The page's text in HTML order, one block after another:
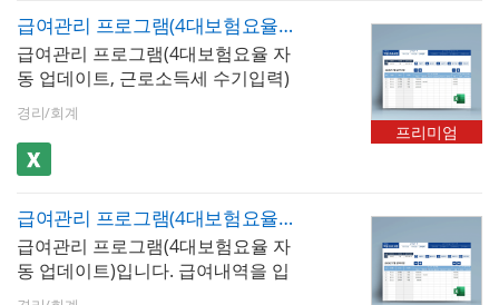
시 교부 가능- 근로계약서 : 직원 정
보와 급여 조건을 자동으로 불러와
근로계약서를 생성하는 시트. 근로
기준법 필수 기재 사항이 포함된 표
준 근로계약서 형식으로 설계 ✅ 4
대보험요율 자동 업데이트 : 이 프로
그램의 핵심 기능!4대보험요율은 매
을 급여 계산에 즉시 반영하지 않으
면 공제 오류로 인한 직원 불만과 세
무 문제가 발생합니다.- 요율 일괄
관리 구조 : 국민연금, 건강보험, 장
을 수기로 작성할 수 있습니다. 저장
된 문서를 급여대장, 급여명세서, 급
여입금내역서 시트에서 확인할 수
있으며, 급여명세서는 1장, 세로형 2
력이 가능합니다. 년도별 급여지급
내역, 사원별 급여지급내역, 급여결
가능합니다. 또한 사원별 급여지급
내역과 급여결산보고서는 그래프화
하여 보고서형태로 사용하기 편리
급여관리 프로그램(4대보험요율 자동 업데이트, 근로소득세 수기입력, 급여대장, 급여명세서, 급여입금내역서, 급여결산보고서, 재직증명서, 근로계약서)
급여관리 프로그램(4대보험요율 자
동 업데이트, 근로소득세 수기입력)
입니다. 급여내역을 입력하고 내역
별로 저장할 수 있는 서식으로 최대
500명까지 입력가능합니다. 해당
급여관리 프로그램은 근로소득세는
소득세 및 4대보험은 자동 계산됩니
다. 저장된 문서를 급여대장, 급여명
세서, 급여입금내역서 시트에서 확
인할 수 있습니다. 급여명세서는 1
경리/회계
프리미엄
급여관리 프로그램(4대보험요율 자동 업데이트, 급여대장, 급여명세서, 급여입금내역서, 급여결산보고서, 재직증명서, 근로계약서)
급여관리 프로그램(4대보험요율 자
동 업데이트)입니다. 급여내역을 입
력하고 내역별로 저장할 수 있습니